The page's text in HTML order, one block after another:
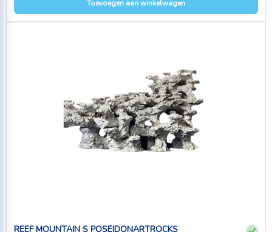
Toevoegen aan winkelwagen
REEF MOUNTAIN S POSÉIDONARTROCKS